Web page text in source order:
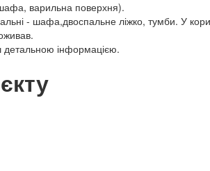
варильна поверхня).
- шафа,двоспальне ліжко, тумби. У
інформацією.